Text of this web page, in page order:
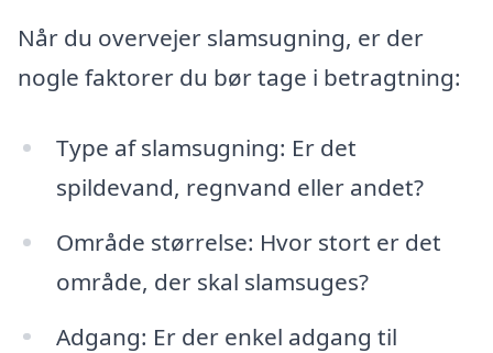
Når du overvejer slamsugning, er der
nogle faktorer du bør tage i betragtning:
Type af slamsugning: Er det
spildevand, regnvand eller andet?
Område størrelse: Hvor stort er det
område, der skal slamsuges?
Adgang: Er der enkel adgang til